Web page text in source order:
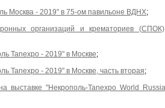
Москва - 2019" в 75-ом павильоне ВДНХ;
организаций и крематориев
Tanexpo - 2019" в Москве;
Tanexpo - 2019" в Москве, часть вторая;
выставке "Некрополь-Tanexpo World